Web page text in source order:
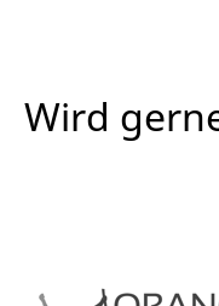
Wird